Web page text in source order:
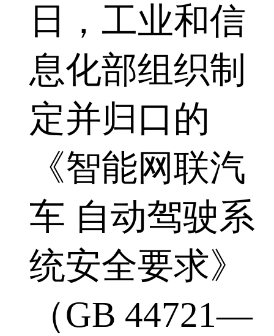
日，工业和信
息化部组织制
定并归口的
《智能网联汽
车 自动驾驶系
统安全要求》
（GB 44721—